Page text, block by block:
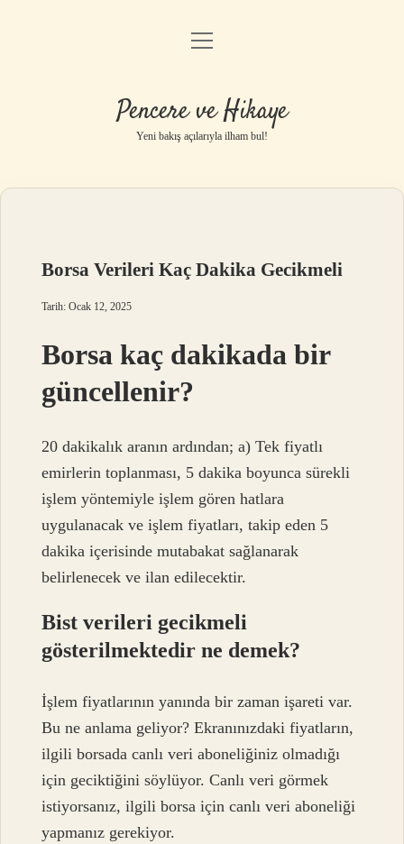
Anasayfa
Yasal Uyarı
menüyü
Pencere ve Hikaye
Yeni bakış açılarıyla ilham bul!
Borsa Verileri Kaç Dakika Gecikmeli
Tarih: Ocak 12, 2025
Borsa kaç dakikada bir
güncellenir?
20 dakikalık aranın ardından; a) Tek fiyatlı
emirlerin toplanması, 5 dakika boyunca sürekli
işlem yöntemiyle işlem gören hatlara
uygulanacak ve işlem fiyatları, takip eden 5
dakika içerisinde mutabakat sağlanarak
belirlenecek ve ilan edilecektir.
Bist verileri gecikmeli
gösterilmektedir ne demek?
İşlem fiyatlarının yanında bir zaman işareti var.
Bu ne anlama geliyor? Ekranınızdaki fiyatların,
ilgili borsada canlı veri aboneliğiniz olmadığı
için geciktiğini söylüyor. Canlı veri görmek
istiyorsanız, ilgili borsa için canlı veri aboneliği
yapmanız gerekiyor.